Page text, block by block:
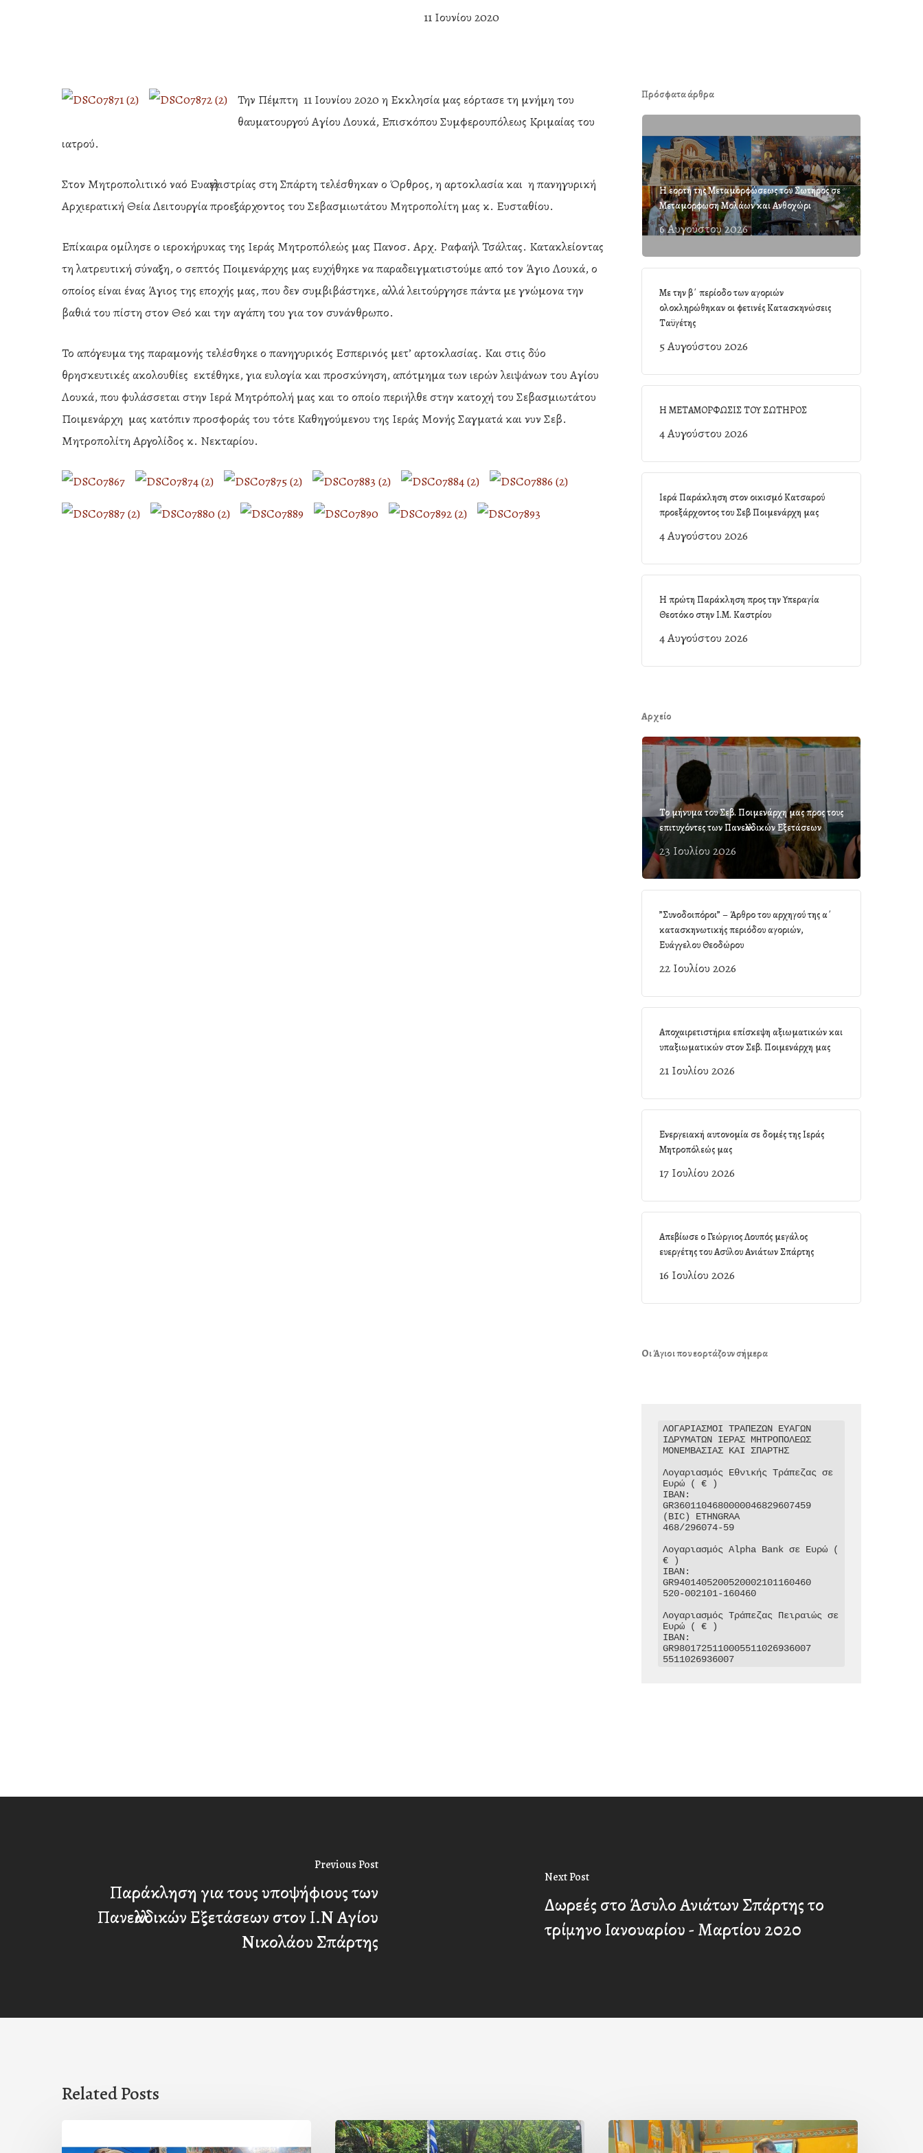
Hit enter to search or ESC to close
11 Ιουνίου 2020
Την Πέμπτη 11 Ιουνίου 2020 η Εκκλησία μας εόρτασε τη μνήμη του
θαυματουργού Αγίου Λουκά, Επισκόπου Συμφερουπόλεως Κριμαίας του
ιατρού.
Στον Μητροπολιτικό ναό Ευαγγελιστρίας στη Σπάρτη τελέσθηκαν ο Όρθρος, η αρτοκλασία και η πανηγυρική
Αρχιερατική Θεία Λειτουργία προεξάρχοντος του Σεβασμιωτάτου Μητροπολίτη μας κ. Ευσταθίου.
Επίκαιρα ομίλησε ο ιεροκήρυκας της Ιεράς Μητροπόλεώς μας Πανοσ. Αρχ. Ραφαήλ Τσάλτας. Κατακλείοντας
τη λατρευτική σύναξη, ο σεπτός Ποιμενάρχης μας ευχήθηκε να παραδειγματιστούμε από τον Άγιο Λουκά, ο
οποίος είναι ένας Άγιος της εποχής μας, που δεν συμβιβάστηκε, αλλά λειτούργησε πάντα με γνώμονα την
βαθιά του πίστη στον Θεό και την αγάπη του για τον συνάνθρωπο.
Το απόγευμα της παραμονής τελέσθηκε ο πανηγυρικός Εσπερινός μετ’ αρτοκλασίας. Και στις δύο
θρησκευτικές ακολουθίες εκτέθηκε, για ευλογία και προσκύνηση, απότμημα των ιερών λειψάνων του Αγίου
Λουκά, που φυλάσσεται στην Ιερά Μητρόπολή μας και το οποίο περιήλθε στην κατοχή του Σεβασμιωτάτου
Ποιμενάρχη μας κατόπιν προσφοράς του τότε Καθηγούμενου της Ιεράς Μονής Σαγματά και νυν Σεβ.
Μητροπολίτη Αργολίδος κ. Νεκταρίου.
Πρόσφατα άρθρα
Η εορτή της Μεταμορφώσεως του Σωτήρος σε
Μεταμόρφωση Μολάων και Ανθοχώρι
6 Αυγούστου 2026
Με την β΄ περίοδο των αγοριών
ολοκληρώθηκαν οι φετινές Κατασκηνώσεις
Ταϋγέτης
5 Αυγούστου 2026
Η ΜΕΤΑΜΟΡΦΩΣΙΣ ΤΟΥ ΣΩΤΗΡΟΣ
4 Αυγούστου 2026
Ιερά Παράκληση στον οικισμό Κατσαρού
προεξάρχοντος του Σεβ Ποιμενάρχη μας
4 Αυγούστου 2026
Η πρώτη Παράκληση προς την Υπεραγία
Θεοτόκο στην Ι.Μ. Καστρίου
4 Αυγούστου 2026
Αρχείο
Το μήνυμα του Σεβ. Ποιμενάρχη μας προς τους
επιτυχόντες των Πανελλαδικών Εξετάσεων
23 Ιουλίου 2026
”Συνοδοιπόροι” – Άρθρο του αρχηγού της α΄
κατασκηνωτικής περιόδου αγοριών,
Ευάγγελου Θεοδώρου
22 Ιουλίου 2026
Αποχαιρετιστήρια επίσκεψη αξιωματικών και
υπαξιωματικών στον Σεβ. Ποιμενάρχη μας
21 Ιουλίου 2026
Ενεργειακή αυτονομία σε δομές της Ιεράς
Μητροπόλεώς μας
17 Ιουλίου 2026
Απεβίωσε ο Γεώργιος Λουπός μεγάλος
ευεργέτης του Ασύλου Ανιάτων Σπάρτης
16 Ιουλίου 2026
Οι Άγιοι που εορτάζουν σήμερα
ΛΟΓΑΡΙΑΣΜΟΙ ΤΡΑΠΕΖΩΝ ΕΥΑΓΩΝ
ΙΔΡΥΜΑΤΩΝ ΙΕΡΑΣ ΜΗΤΡΟΠΟΛΕΩΣ
ΜΟΝΕΜΒΑΣΙΑΣ ΚΑΙ ΣΠΑΡΤΗΣ
Λογαριασμός Εθνικής Τράπεζας σε
Ευρώ ( € )
IBAN:
GR3601104680000046829607459
(BIC) ETHNGRAA
468/296074-59
Λογαριασμός Alpha Bank σε Ευρώ (
€ )
IBAN:
GR9401405200520002101160460
520-002101-160460
Λογαριασμός Τράπεζας Πειραιώς σε
Ευρώ ( € )
IBAN:
GR9801725110005511026936007
5511026936007
Previous Post
Παράκληση για τους υποψήφιους των
Πανελλαδικών Εξετάσεων στον Ι.Ν Αγίου
Νικολάου Σπάρτης
Next Post
Δωρεές στο Άσυλο Ανιάτων Σπάρτης το
τρίμηνο Ιανουαρίου - Μαρτίου 2020
Related Posts
Με
Ιερά